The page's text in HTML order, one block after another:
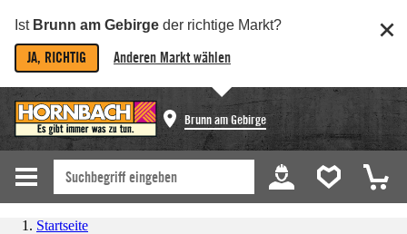
Ist Brunn am Gebirge der richtige Markt?
JA, RICHTIG Anderen Markt wählen
Brunn am Gebirge
Startseite